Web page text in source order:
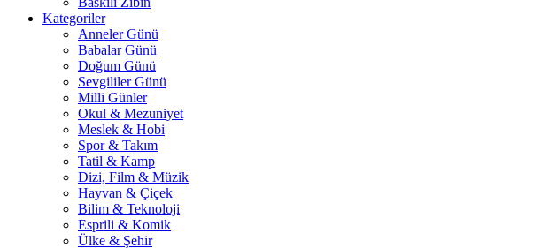
Kategoriler
Anneler Günü
Babalar Günü
Doğum Günü
Sevgililer Günü
Milli Günler
Okul & Mezuniyet
Meslek & Hobi
Spor & Takım
Tatil & Kamp
Dizi, Film & Müzik
Hayvan & Çiçek
Bilim & Teknoloji
Esprili & Komik
Ülke & Şehir